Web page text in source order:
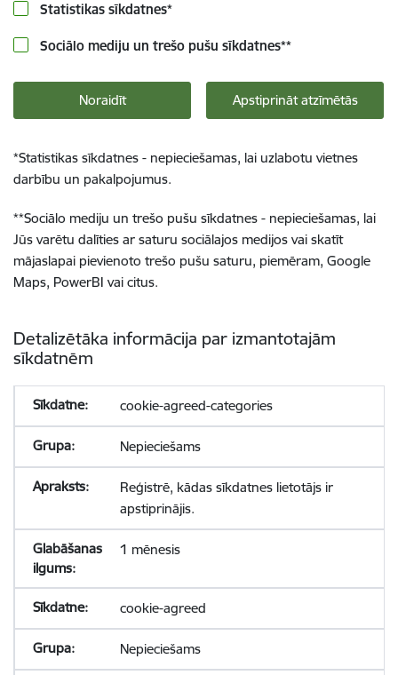
Statistikas sīkdatnes*
Sociālo mediju un trešo pušu sīkdatnes**
Noraidīt Apstiprināt atzīmētās
*Statistikas sīkdatnes - nepieciešamas, lai uzlabotu vietnes
darbību un pakalpojumus.
**Sociālo mediju un trešo pušu sīkdatnes - nepieciešamas, lai
Jūs varētu dalīties ar saturu sociālajos medijos vai skatīt
mājaslapai pievienoto trešo pušu saturu, piemēram, Google
Maps, PowerBI vai citus.
Detalizētāka informācija par izmantotajām
sīkdatnēm
cookie-agreed-categories
Nepieciešams
Reģistrē, kādas sīkdatnes lietotājs ir
apstiprinājis.
1 mēnesis
cookie-agreed
Nepieciešams